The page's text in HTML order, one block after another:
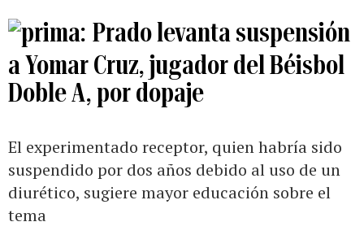
Prado levanta suspensión
a Yomar Cruz, jugador del Béisbol
Doble A, por dopaje
El experimentado receptor, quien habría sido
suspendido por dos años debido al uso de un
diurético, sugiere mayor educación sobre el
tema